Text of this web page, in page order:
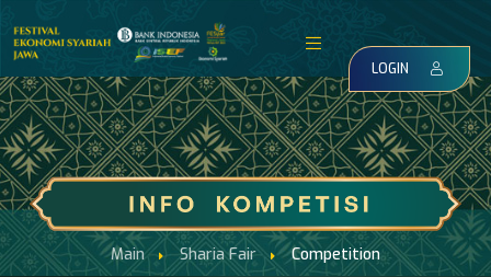
LOGIN
Main Sharia Fair Competition